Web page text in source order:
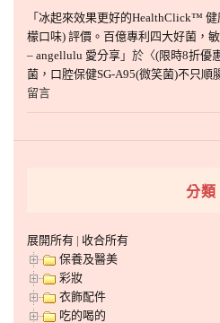
「冰起來效果更好的HealthClick™
檬口味) 評價。百億專利四大好菌，
– angellulu 愛分享 」於〈(限時8折優
菌，口腔保健SG-A95(微笑菌)不只順
留言
分類
展開所有 | 收合所有
保養及醫美
彩妝
衣飾配件
吃的喝的